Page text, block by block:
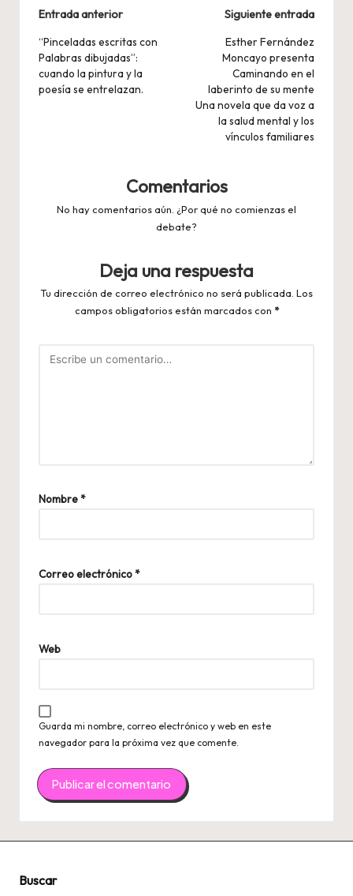
Navegación
de
entradas
Entrada anterior
“Pinceladas escritas con
Palabras dibujadas”:
cuando la pintura y la
poesía se entrelazan.
Siguiente entrada
Esther Fernández
Moncayo presenta
Caminando en el
laberinto de su mente
Una novela que da voz a
la salud mental y los
vínculos familiares
Comentarios
No hay comentarios aún. ¿Por qué no comienzas el
debate?
Deja una respuesta
Tu dirección de correo electrónico no será publicada. Los
campos obligatorios están marcados con *
Nombre*
Correo electrónico*
Web
Guarda mi nombre, correo electrónico y web en este
navegador para la próxima vez que comente.
Buscar